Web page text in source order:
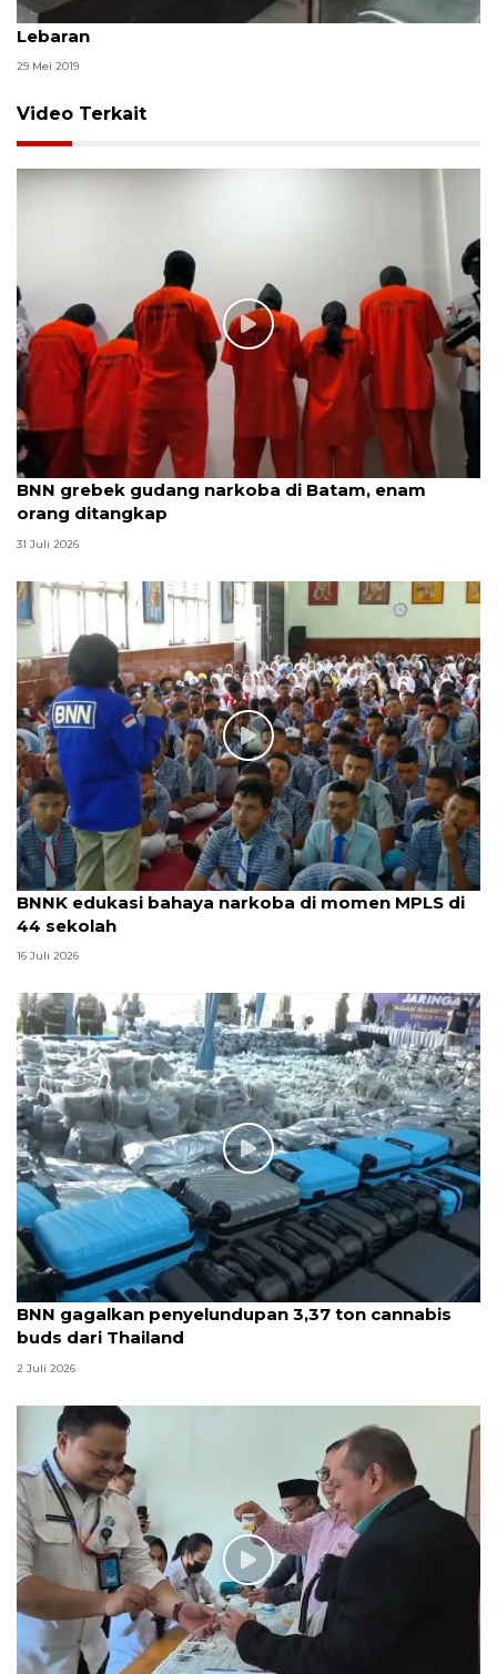
BNN Tulungagung periksa urine awak angkutan
Lebaran
29 Mei 2019
Video Terkait
BNN grebek gudang narkoba di Batam, enam
orang ditangkap
31 Juli 2026
BNNK edukasi bahaya narkoba di momen MPLS di
44 sekolah
16 Juli 2026
BNN gagalkan penyelundupan 3,37 ton cannabis
buds dari Thailand
2 Juli 2026